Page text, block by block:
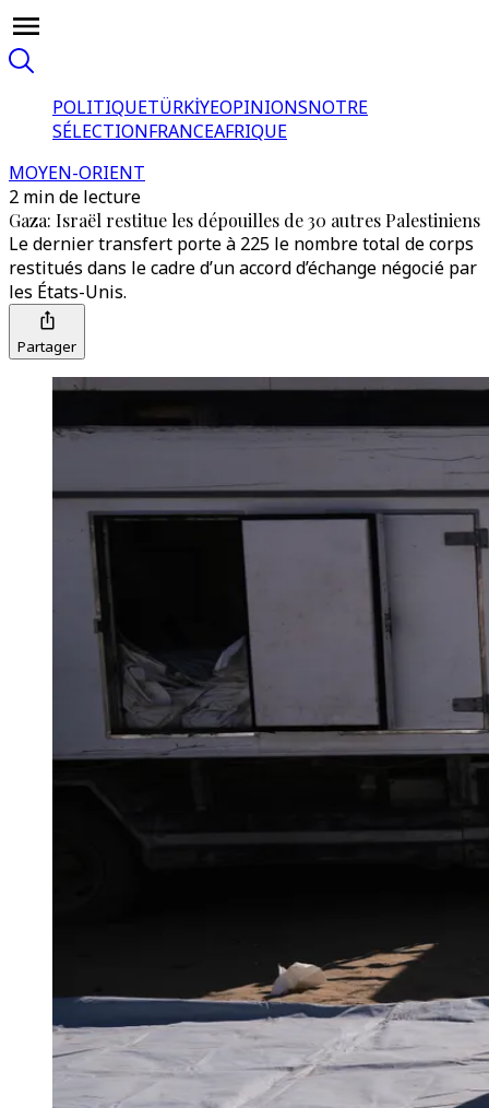
POLITIQUETÜRKİYEOPINIONSNOTRE
SÉLECTIONFRANCEAFRIQUE
MOYEN-ORIENT
2 min de lecture
Gaza: Israël restitue les dépouilles de 30 autres Palestiniens
Le dernier transfert porte à 225 le nombre total de corps
restitués dans le cadre d’un accord d’échange négocié par
les États-Unis.
Partager